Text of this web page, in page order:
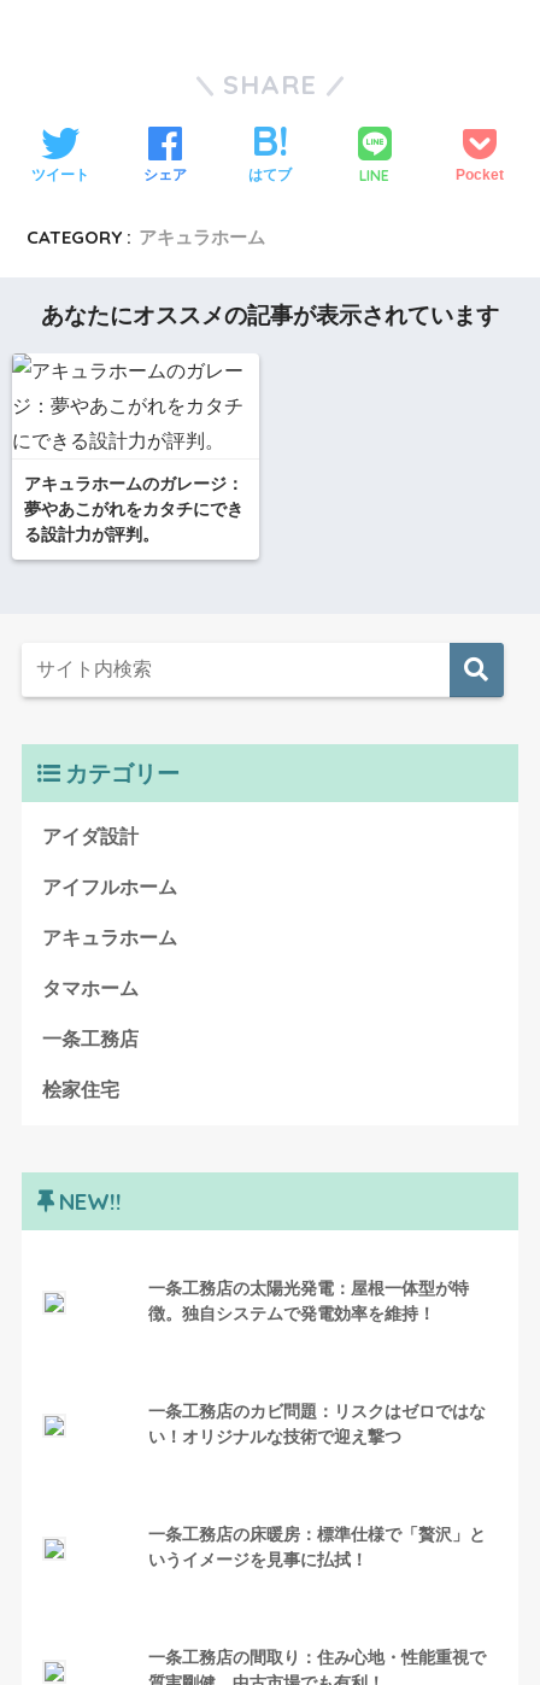
SHARE
ツイート シェア はてブ LINE Pocket
CATEGORY : アキュラホーム
あなたにオススメの記事が表示されています
アキュラホームのガレージ：
夢やあこがれをカタチにでき
る設計力が評判。
カテゴリー
アイダ設計
アイフルホーム
アキュラホーム
タマホーム
一条工務店
桧家住宅
NEW!!
一条工務店の太陽光発電：屋根一体型が特
徴。独自システムで発電効率を維持！
一条工務店のカビ問題：リスクはゼロではな
い！オリジナルな技術で迎え撃つ
一条工務店の床暖房：標準仕様で「贅沢」と
いうイメージを見事に払拭！
一条工務店の間取り：住み心地・性能重視で